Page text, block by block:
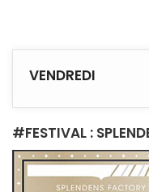
VENDREDI
#FESTIVAL :